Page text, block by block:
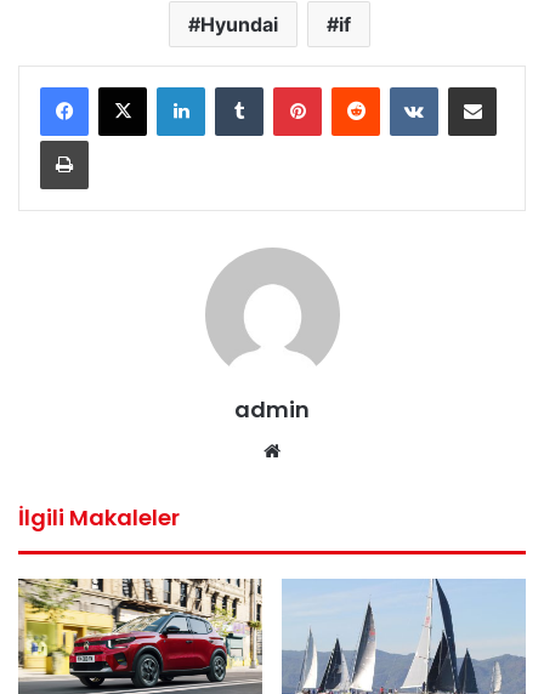
Hyundai if
LinkedInTumblr PinterestReddit VKontakteE-Posta ile paylaş
Yazdır
admin
İlgili Makaleler